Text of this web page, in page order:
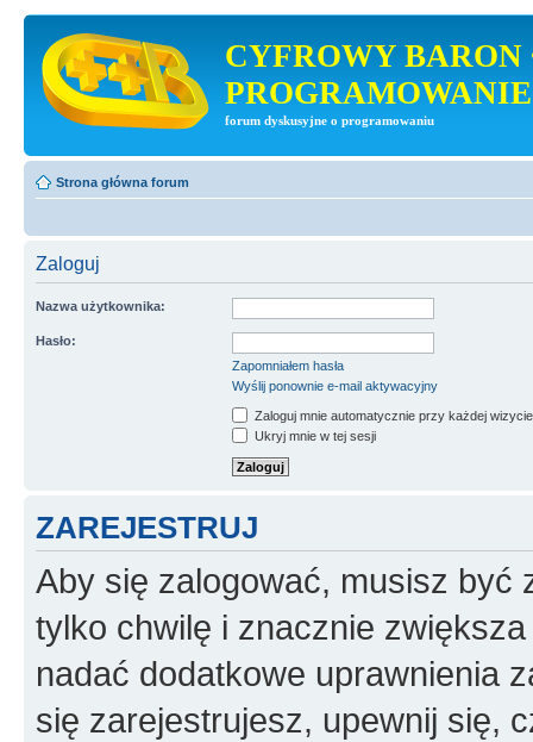
CYFROWY BARON
PROGRAMOWANIE
forum dyskusyjne o programowaniu
Strona główna forum
Zaloguj
Nazwa użytkownika:
Hasło:
Zapomniałem hasła
Wyślij ponownie e-mail aktywacyjny
Zaloguj mnie automatycznie przy każdej wizycie
Ukryj mnie w tej sesji
ZAREJESTRUJ
Aby się zalogować, musisz być
tylko chwilę i znacznie
nadać dodatkowe uprawnienia
się zarejestrujesz, upewnij się,